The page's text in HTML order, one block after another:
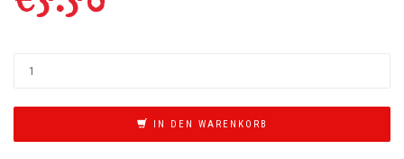
IN DEN WARENKORB